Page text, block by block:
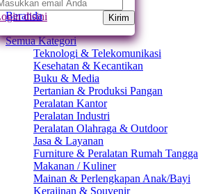
disini Kirim
Beranda
Semua Kategori
Teknologi & Telekomunikasi
Kesehatan & Kecantikan
Buku & Media
Pertanian & Produksi Pangan
Peralatan Kantor
Peralatan Industri
Peralatan Olahraga & Outdoor
Jasa & Layanan
Furniture & Peralatan Rumah Tangga
Makanan / Kuliner
Mainan & Perlengkapan Anak/Bayi
Kerajinan & Souvenir